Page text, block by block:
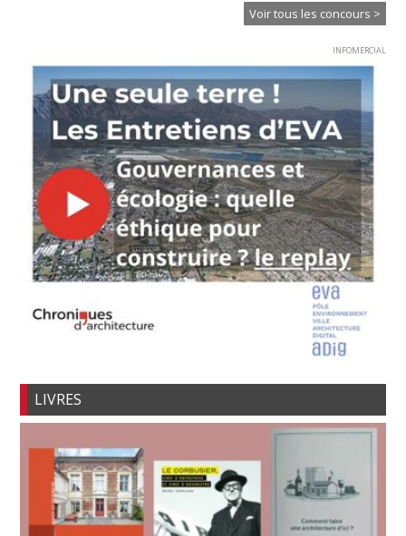
Voir tous les concours >
INFOMERCIAL
LIVRES